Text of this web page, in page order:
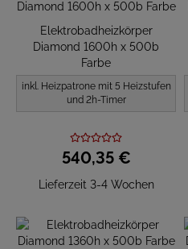
Elektrobadheizkörper
Diamond 1600h x 500b
Farbe
inkl. Heizpatrone mit 5 Heizstufen
und 2h-Timer
540,35 €
Lieferzeit 3-4 Wochen